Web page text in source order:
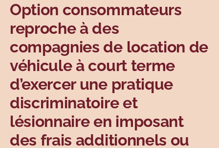
Option consommateurs
reproche à des
compagnies de location de
véhicule à court terme
d’exercer une pratique
discriminatoire et
lésionnaire en imposant
des frais additionnels ou